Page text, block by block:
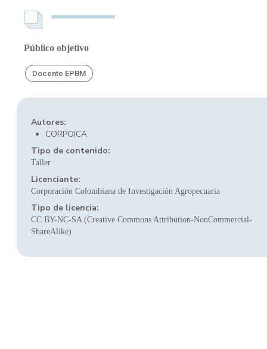
Público objetivo
Docente EPBM
Autores:
CORPOICA
Tipo de contenido:
Taller
Licenciante:
Corporación Colombiana de Investigación Agropecuaria
Tipo de licencia:
CC BY-NC-SA (Creative Commons Attribution-NonCommercial-
ShareAlike)